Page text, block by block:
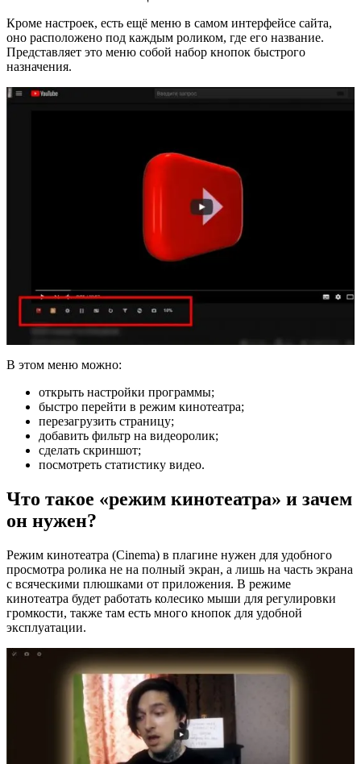
Кроме настроек, есть ещё меню в самом интерфейсе сайта,
оно расположено под каждым роликом, где его название.
Представляет это меню собой набор кнопок быстрого
назначения.
В этом меню можно:
открыть настройки программы;
быстро перейти в режим кинотеатра;
перезагрузить страницу;
добавить фильтр на видеоролик;
сделать скриншот;
посмотреть статистику видео.
Что такое «режим кинотеатра» и зачем
он нужен?
Режим кинотеатра (Cinema) в плагине нужен для удобного
просмотра ролика не на полный экран, а лишь на часть экрана
с всяческими плюшками от приложения. В режиме
кинотеатра будет работать колесико мыши для регулировки
громкости, также там есть много кнопок для удобной
эксплуатации.